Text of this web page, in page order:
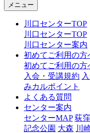
メニュー
川口センターTOP
川口センターTOP
川口センター案内
初めてご利用の方
初めてご利用の方
入会・受講規約
みカルポイント
よくある質問
センター案内
センターMAP 荻窪
記念公園 大森 川